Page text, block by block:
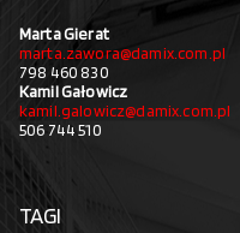
Marta Gierat
marta.zawora@damix.com.pl
798 460 830
Kamil Gałowicz
kamil.galowicz@damix.com.pl
506 744 510
TAGI